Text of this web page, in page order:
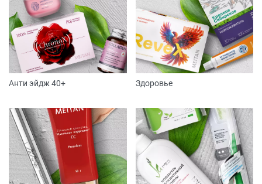
Анти эйдж 40+ Здоровье